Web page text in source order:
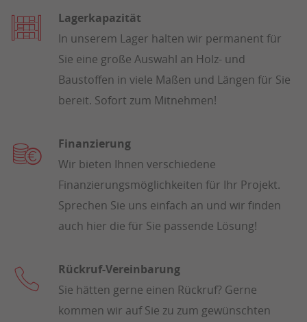
Lagerkapazität
In unserem Lager halten wir permanent für
Sie eine große Auswahl an Holz- und
Baustoffen in viele Maßen und Längen für Sie
bereit. Sofort zum Mitnehmen!
Finanzierung
Wir bieten Ihnen verschiedene
Finanzierungsmöglichkeiten für Ihr Projekt.
Sprechen Sie uns einfach an und wir finden
auch hier die für Sie passende Lösung!
Rückruf-Vereinbarung
Sie hätten gerne einen Rückruf? Gerne
kommen wir auf Sie zu zum gewünschten